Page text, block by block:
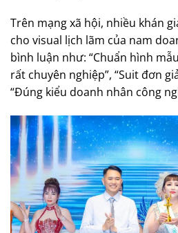
Trên mạng xã hội, nhiều khán
cho visual lịch lãm của nam
bình luận như: “Chuẩn hình
rất chuyên nghiệp”, “Suit đơn
“Đúng kiểu doanh nhân công